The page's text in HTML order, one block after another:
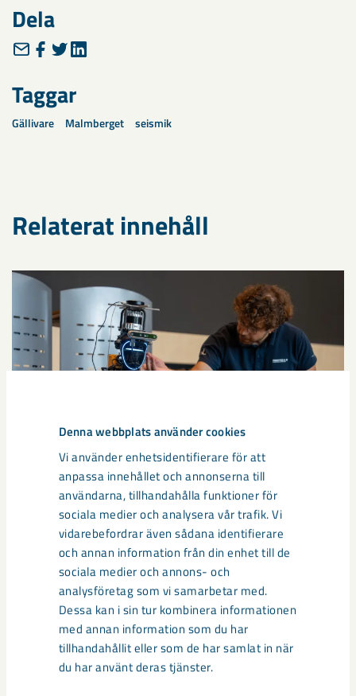
Denna webbplats använder cookies
Vi använder enhetsidentifierare för att
anpassa innehållet och annonserna till
användarna, tillhandahålla funktioner för
sociala medier och analysera vår trafik. Vi
vidarebefordrar även sådana identifierare
och annan information från din enhet till de
sociala medier och annons- och
analysföretag som vi samarbetar med.
Dessa kan i sin tur kombinera informationen
med annan information som du har
tillhandahållit eller som de har samlat in när
du har använt deras tjänster.
Dela
Taggar
Gällivare Malmberget seismik
Relaterat innehåll
Så kan humanoida robotar öka
säkerheten i framtidens gruva
Utvecklingen av humanoida robotar, människoliknande
robotar med armar och ben, går snabbt. I takt med att
tekniken blir alltmer avancerad ...